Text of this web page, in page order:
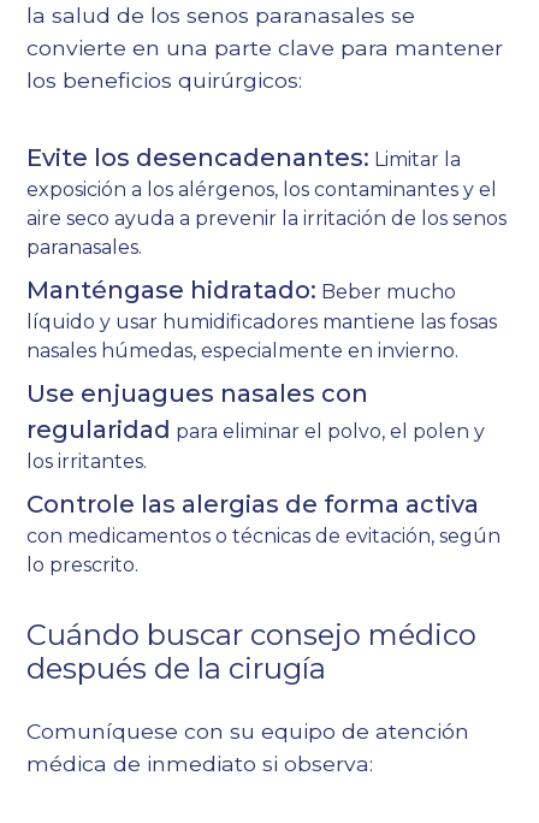
la salud de los senos paranasales se
convierte en una parte clave para mantener
los beneficios quirúrgicos:
Evite los desencadenantes: Limitar la
exposición a los alérgenos, los contaminantes y el
aire seco ayuda a prevenir la irritación de los senos
paranasales.
Manténgase hidratado: Beber mucho
líquido y usar humidificadores mantiene las fosas
nasales húmedas, especialmente en invierno.
Use enjuagues nasales con
regularidad para eliminar el polvo, el polen y
los irritantes.
Controle las alergias de forma activa
con medicamentos o técnicas de evitación, según
lo prescrito.
Cuándo buscar consejo médico
después de la cirugía
Comuníquese con su equipo de atención
médica de inmediato si observa: